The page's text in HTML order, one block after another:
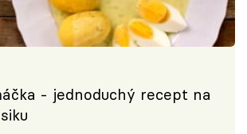
- jednoduchý recept na